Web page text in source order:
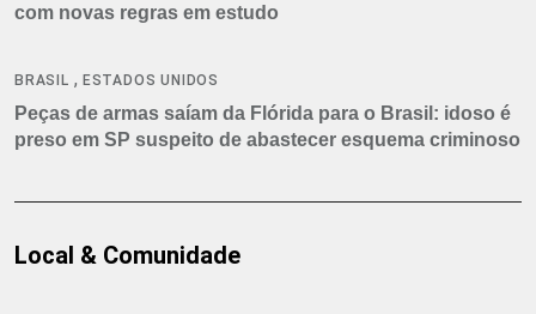
com novas regras em estudo
BRASIL , ESTADOS UNIDOS
Peças de armas saíam da Flórida para o Brasil: idoso é
preso em SP suspeito de abastecer esquema criminoso
Local & Comunidade